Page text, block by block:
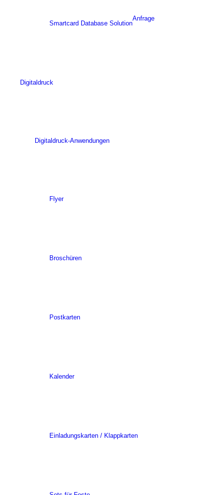
Smartcard Database Solution
Anfrage
Digitaldruck
Digitaldruck-Anwendungen
Flyer
Broschüren
Postkarten
Kalender
Einladungskarten / Klappkarten